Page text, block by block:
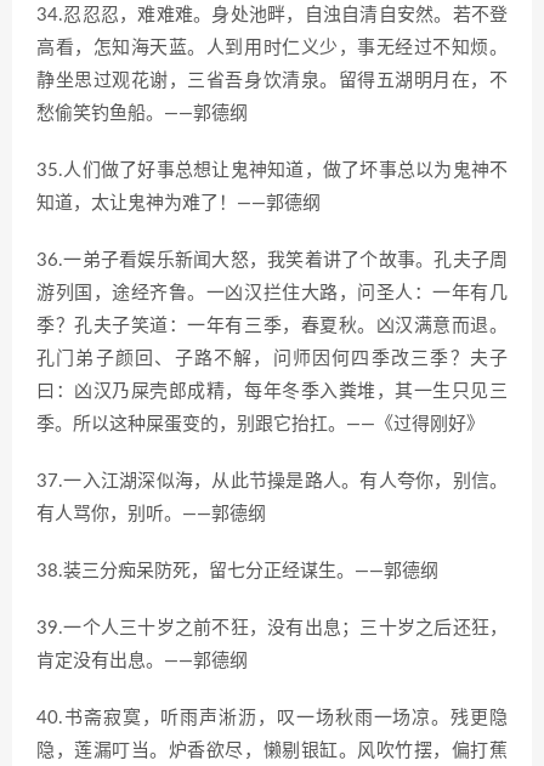
34.忍忍忍，难难难。身处池畔，自浊自清自安然。若不登
高看，怎知海天蓝。人到用时仁义少，事无经过不知烦。
静坐思过观花谢，三省吾身饮清泉。留得五湖明月在，不
愁偷笑钓鱼船。——郭德纲
35.人们做了好事总想让鬼神知道，做了坏事总以为鬼神不
知道，太让鬼神为难了！——郭德纲
36.一弟子看娱乐新闻大怒，我笑着讲了个故事。孔夫子周
游列国，途经齐鲁。一凶汉拦住大路，问圣人：一年有几
季？孔夫子笑道：一年有三季，春夏秋。凶汉满意而退。
孔门弟子颜回、子路不解，问师因何四季改三季？夫子
曰：凶汉乃屎壳郎成精，每年冬季入粪堆，其一生只见三
季。所以这种屎蛋变的，别跟它抬扛。——《过得刚好》
37.一入江湖深似海，从此节操是路人。有人夸你，别信。
有人骂你，别听。——郭德纲
38.装三分痴呆防死，留七分正经谋生。——郭德纲
39.一个人三十岁之前不狂，没有出息；三十岁之后还狂，
肯定没有出息。——郭德纲
40.书斋寂寞，听雨声淅沥，叹一场秋雨一场凉。残更隐
隐，莲漏叮当。炉香欲尽，懒剔银缸。风吹竹摆，偏打蕉